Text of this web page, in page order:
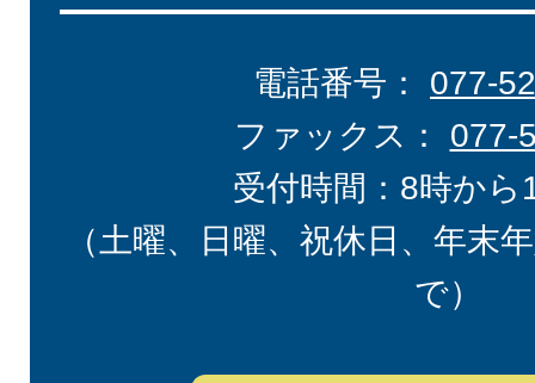
電話番号： 077-
ファックス： 077-
受付時間：8時から
（土曜、日曜、祝休日、年末
で）